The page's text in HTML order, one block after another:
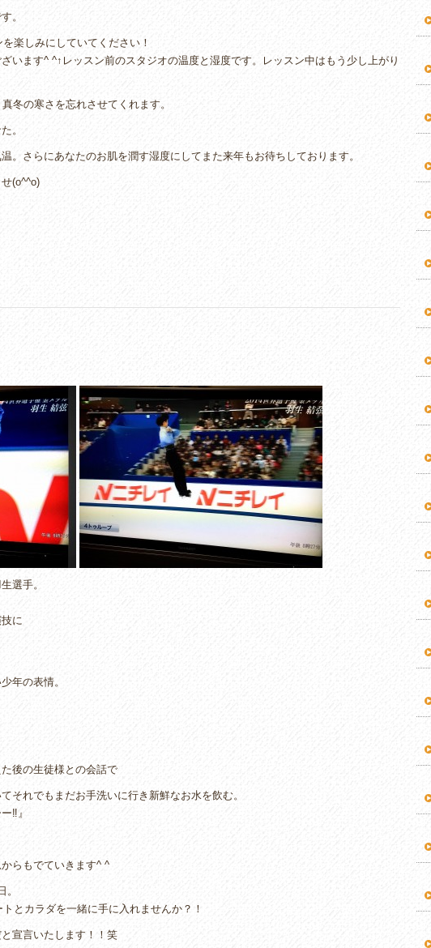
。
楽しみにしていてください！
います^ ^↑レッスン前のスタジオの温度と湿度です。レッスン中はもう少し上がり
冬の寒さを忘れさせてくれます。
。
。さらにあなたのお肌を潤す湿度にしてまた来年もお待ちしております。
(o^^o)
選手。
に
年の表情。
後の生徒様との会話で
それでもまだお手洗いに行き新鮮なお水を飲む。
‼︎』
らもでていきます^ ^
とカラダを一緒に手に入れませんか？！
宣言いたします！！笑